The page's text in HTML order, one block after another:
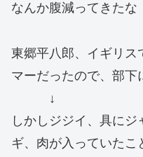
なんか腹減ってきたな
東郷平八郎、イギリス
マーだったので、部下
↓
しかしジジイ、具に
ギ、肉が入っていたこ